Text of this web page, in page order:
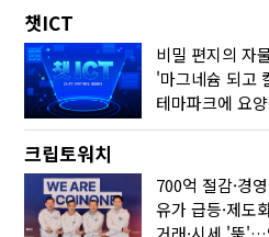
챗ICT
비밀 편지의 자
크립토워치
유가 급등·제